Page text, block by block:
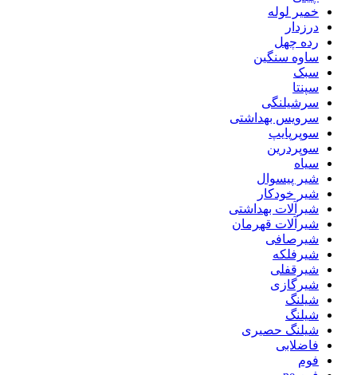
خمیر لوله
درزدار
رده چهل
ساوه سنگین
سبک
سپنتا
سرشیلنگی
سرویس بهداشتی
سوپرپایپ
سوپردرین
سیاه
شیر پیسوال
شیر خودکار
شیرآلات بهداشتی
شیرآلات قهرمان
شیرصافی
شیرفلکه
شیرقفلی
شیرگازی
شیلنگ
شیلنگ
شیلنگ حصیری
فاضلابی
فوم